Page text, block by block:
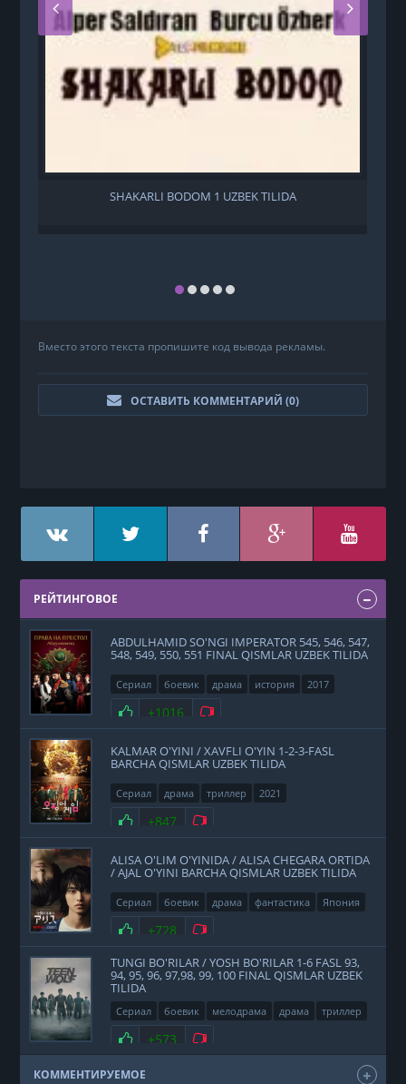
SHAKARLI BODOM 1 UZBEK TILIDA
Вместо этого текста пропишите код вывода рекламы.
ОСТАВИТЬ КОММЕНТАРИЙ (0)
РЕЙТИНГОВОЕ
ABDULHAMID SO'NGI IMPERATOR 545, 546, 547,
548, 549, 550, 551 FINAL QISMLAR UZBEK TILIDA
Сериал боевик драма история 2017
Нравится
+1016 Не нравится
KALMAR O'YINI / XAVFLI O'YIN 1-2-3-FASL
BARCHA QISMLAR UZBEK TILIDA
Сериал драма триллер 2021
Нравится
+847 Не нравится
ALISA O'LIM O'YINIDA / ALISA CHEGARA ORTIDA
/ AJAL O'YINI BARCHA QISMLAR UZBEK TILIDA
Сериал боевик драма фантастика
Япония
2020
Нравится
+728 Не нравится
TUNGI BO'RILAR / YOSH BO'RILAR 1-6 FASL 93,
94, 95, 96, 97,98, 99, 100 FINAL QISMLAR UZBEK
TILIDA
Сериал боевик мелодрама драма
триллер
фэнтези
США 2011
Нравится
+573 Не нравится
КОММЕНТИРУЕМОЕ